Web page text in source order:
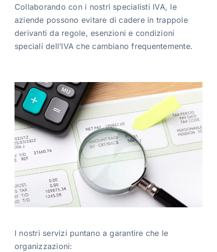
Collaborando con i nostri specialisti IVA, le
aziende possono evitare di cadere in trappole
derivanti da regole, esenzioni e condizioni
speciali dell’IVA che cambiano frequentemente.
I nostri servizi puntano a garantire che le
organizzazioni: